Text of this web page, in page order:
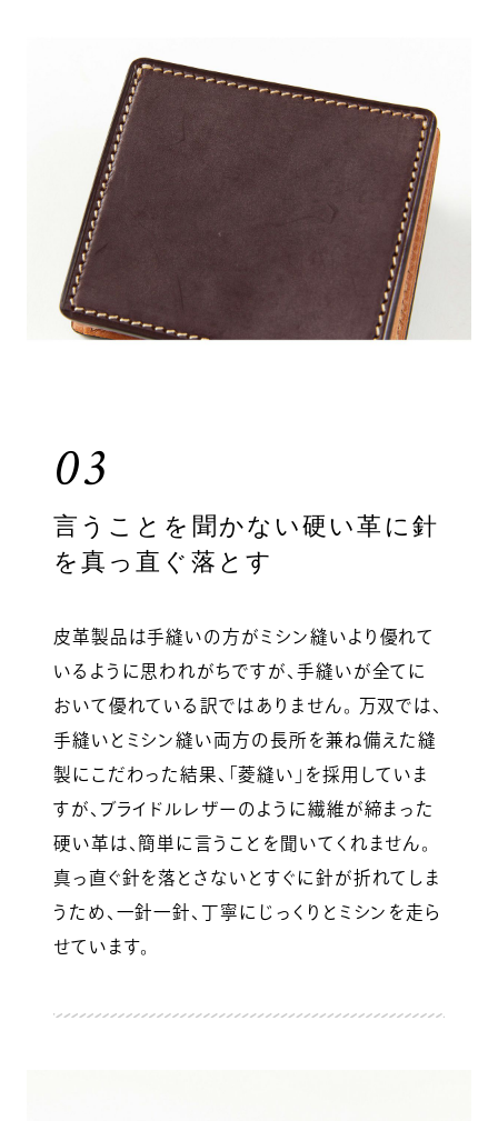
03
言うことを聞かない硬い革に針
を真っ直ぐ落とす
皮革製品は手縫いの方がミシン縫いより優れて
いるように思われがちですが、手縫いが全てに
おいて優れている訳ではありません。 万双では、
手縫いとミシン縫い両方の長所を兼ね備えた縫
製にこだわった結果、「菱縫い」を採用していま
すが、ブライドルレザーのように繊維が締まった
硬い革は、簡単に言うことを聞いてくれません。
真っ直ぐ針を落とさないとすぐに針が折れてしま
うため、一針一針、丁寧にじっくりとミシンを走ら
せています。